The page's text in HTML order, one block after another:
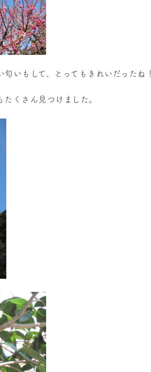
いもして、とってもきれいだったね！
くさん見つけました。